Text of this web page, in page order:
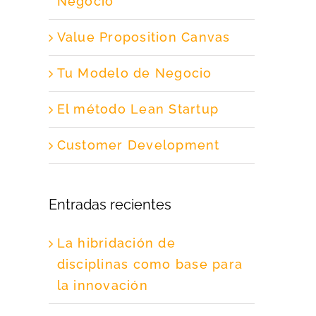
Value Proposition Canvas
Tu Modelo de Negocio
El método Lean Startup
Customer Development
Entradas recientes
La hibridación de
disciplinas como base para
la innovación